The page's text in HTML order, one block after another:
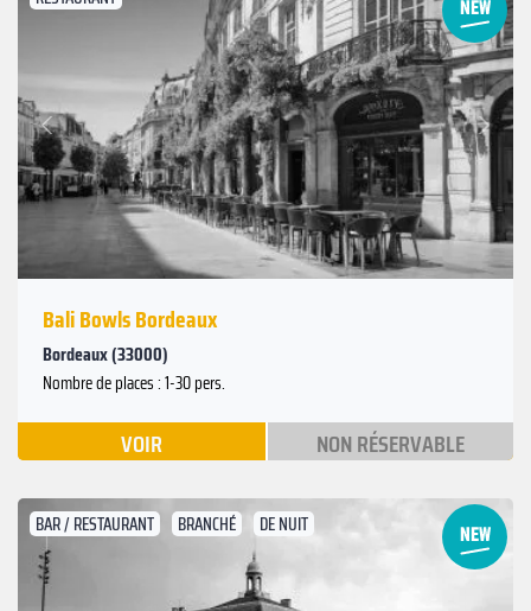
Précédent
Suivant
Bali Bowls Bordeaux
Bordeaux (33000)
Nombre de places : 1-30 pers.
VOIR NON RÉSERVABLE
BAR / RESTAURANT BRANCHÉ DE NUIT